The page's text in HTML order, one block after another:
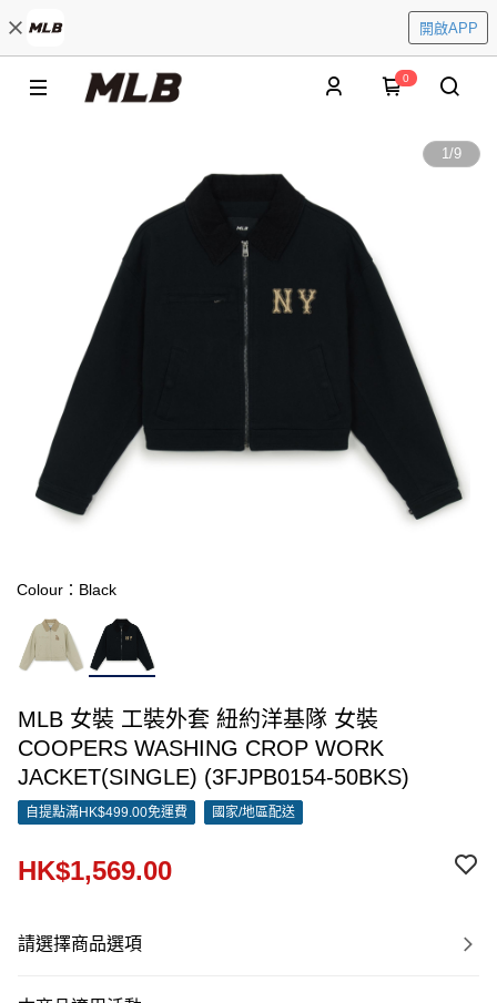
開啟APP
0
1/9
Colour：Black
MLB 女裝 工裝外套 紐約洋基隊 女裝
COOPERS WASHING CROP WORK
JACKET(SINGLE) (3FJPB0154-50BKS)
自提點滿HK$499.00免運費 國家/地區配送
HK$1,569.00
請選擇商品選項